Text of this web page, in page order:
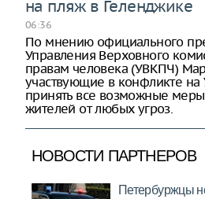
на пляж в Геленджике
06:36
По мнению официального
Управления Верховного
правам человека (УВКПЧ)
участвующие в конфликте на
принять все возможные
жителей от любых угроз.